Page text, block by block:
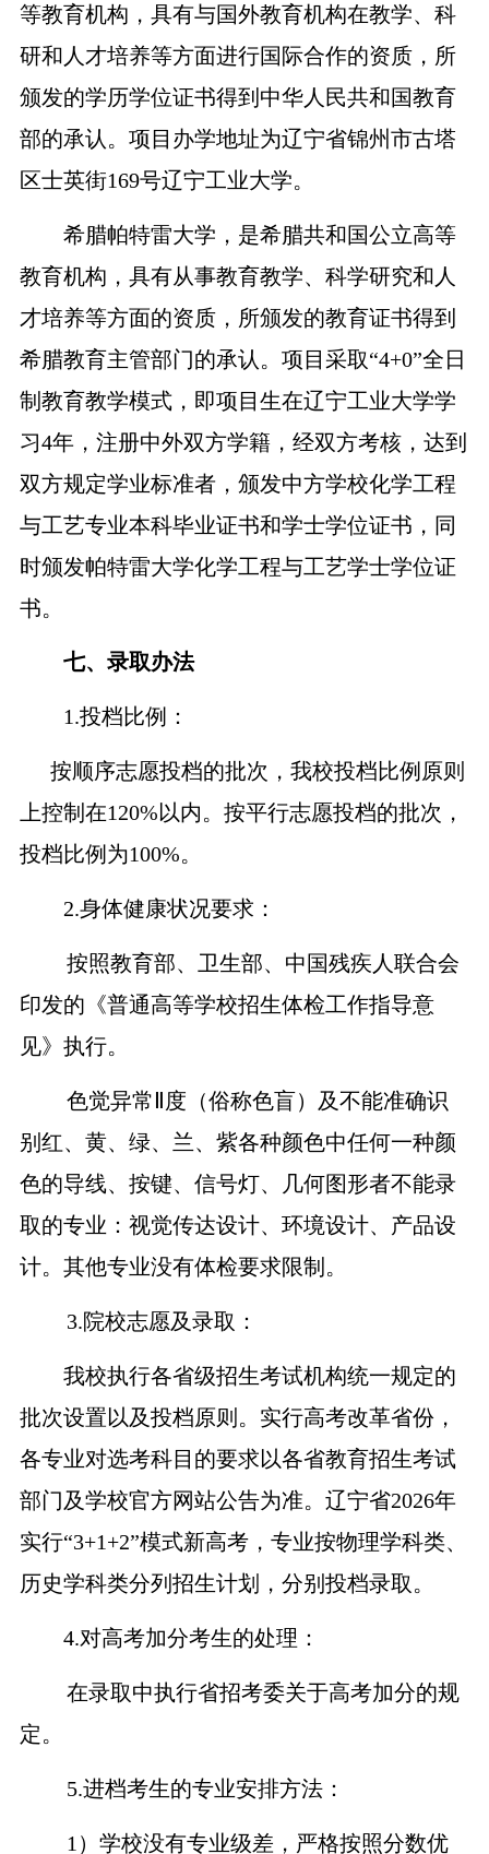
等教育机构，具有与国外教育机构在教学、科
研和人才培养等方面进行国际合作的资质，所
颁发的学历学位证书得到中华人民共和国教育
部的承认。项目办学地址为辽宁省锦州市古塔
区士英街169号辽宁工业大学。
希腊帕特雷大学，是希腊共和国公立高等
教育机构，具有从事教育教学、科学研究和人
才培养等方面的资质，所颁发的教育证书得到
希腊教育主管部门的承认。项目采取“4+0”全日
制教育教学模式，即项目生在辽宁工业大学学
习4年，注册中外双方学籍，经双方考核，达到
双方规定学业标准者，颁发中方学校化学工程
与工艺专业本科毕业证书和学士学位证书，同
时颁发帕特雷大学化学工程与工艺学士学位证
书。
七、 录取办法
1.投档比例：
按顺序志愿投档的批次，我校投档比例原则
上控制在120%以内。按平行志愿投档的批次，
投档比例为100%。
2.身体健康状况要求：
按照教育部、 卫生部、中国残疾人联合会
印发的《普通高等学校招生体检工作指导意
见》执行。
色觉异常 Ⅱ度（俗称色盲） 及不能准确识
别红、黄、绿、兰、紫各种颜色中任何一种颜
色的导线、按键、信号灯、几何图形者不能录
取的专业：视觉传达设计、环境设计、产品设
计。 其他专业没有体检要求限制。
3.院校志愿及录取：
我校执行各省级招生考试机构统一规定的
批次设置以及投档原则。实行高考改革省份，
各专业对选考科目的要求以各省教育招生考试
部门及学校官方网站公告为准。 辽宁省2026年
实行“3+1+2”模式新高考，专业按物理学科类、
历史学科类分列招生计划，分别投档录取。
4.对高考加分考生的处理：
在录取中执行省招考委关于高考加分的规
定。
5.进档考生的专业安排方法：
1 ）学校没有专业级差，严格按照分数优